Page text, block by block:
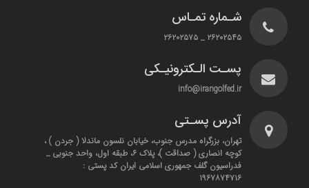
شـماره تمـاس
۲۶۲۰۲۵۴۵ _ ۲۶۲۰۲۵۷۵
پسـت الـکترونیـکی
info@irangolfed.ir
آدرس پسـتی
تهران، بزرگراه مدرس جنوب، خیابان نلسون ماندلا ( جردن ) ،
کوچه انصاری ( صداقت )، پلاک ۶، طبقه اول، واحد جنوبی _
فدراسیون گلف جمهوری اسلامی ایران کد پستی :
۱۹۶۷۸۷۴۷۱۶